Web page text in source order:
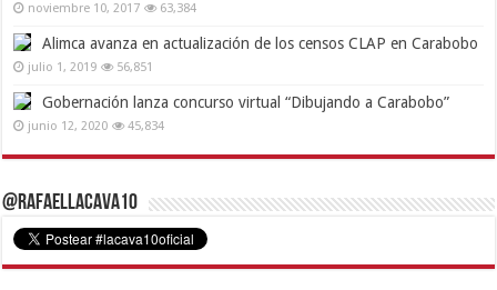
noviembre 10, 2017 63,384
Alimca avanza en actualización de los censos CLAP en Carabobo
julio 1, 2019 56,851
Gobernación lanza concurso virtual “Dibujando a Carabobo”
junio 12, 2020 45,834
@RafaelLacava10